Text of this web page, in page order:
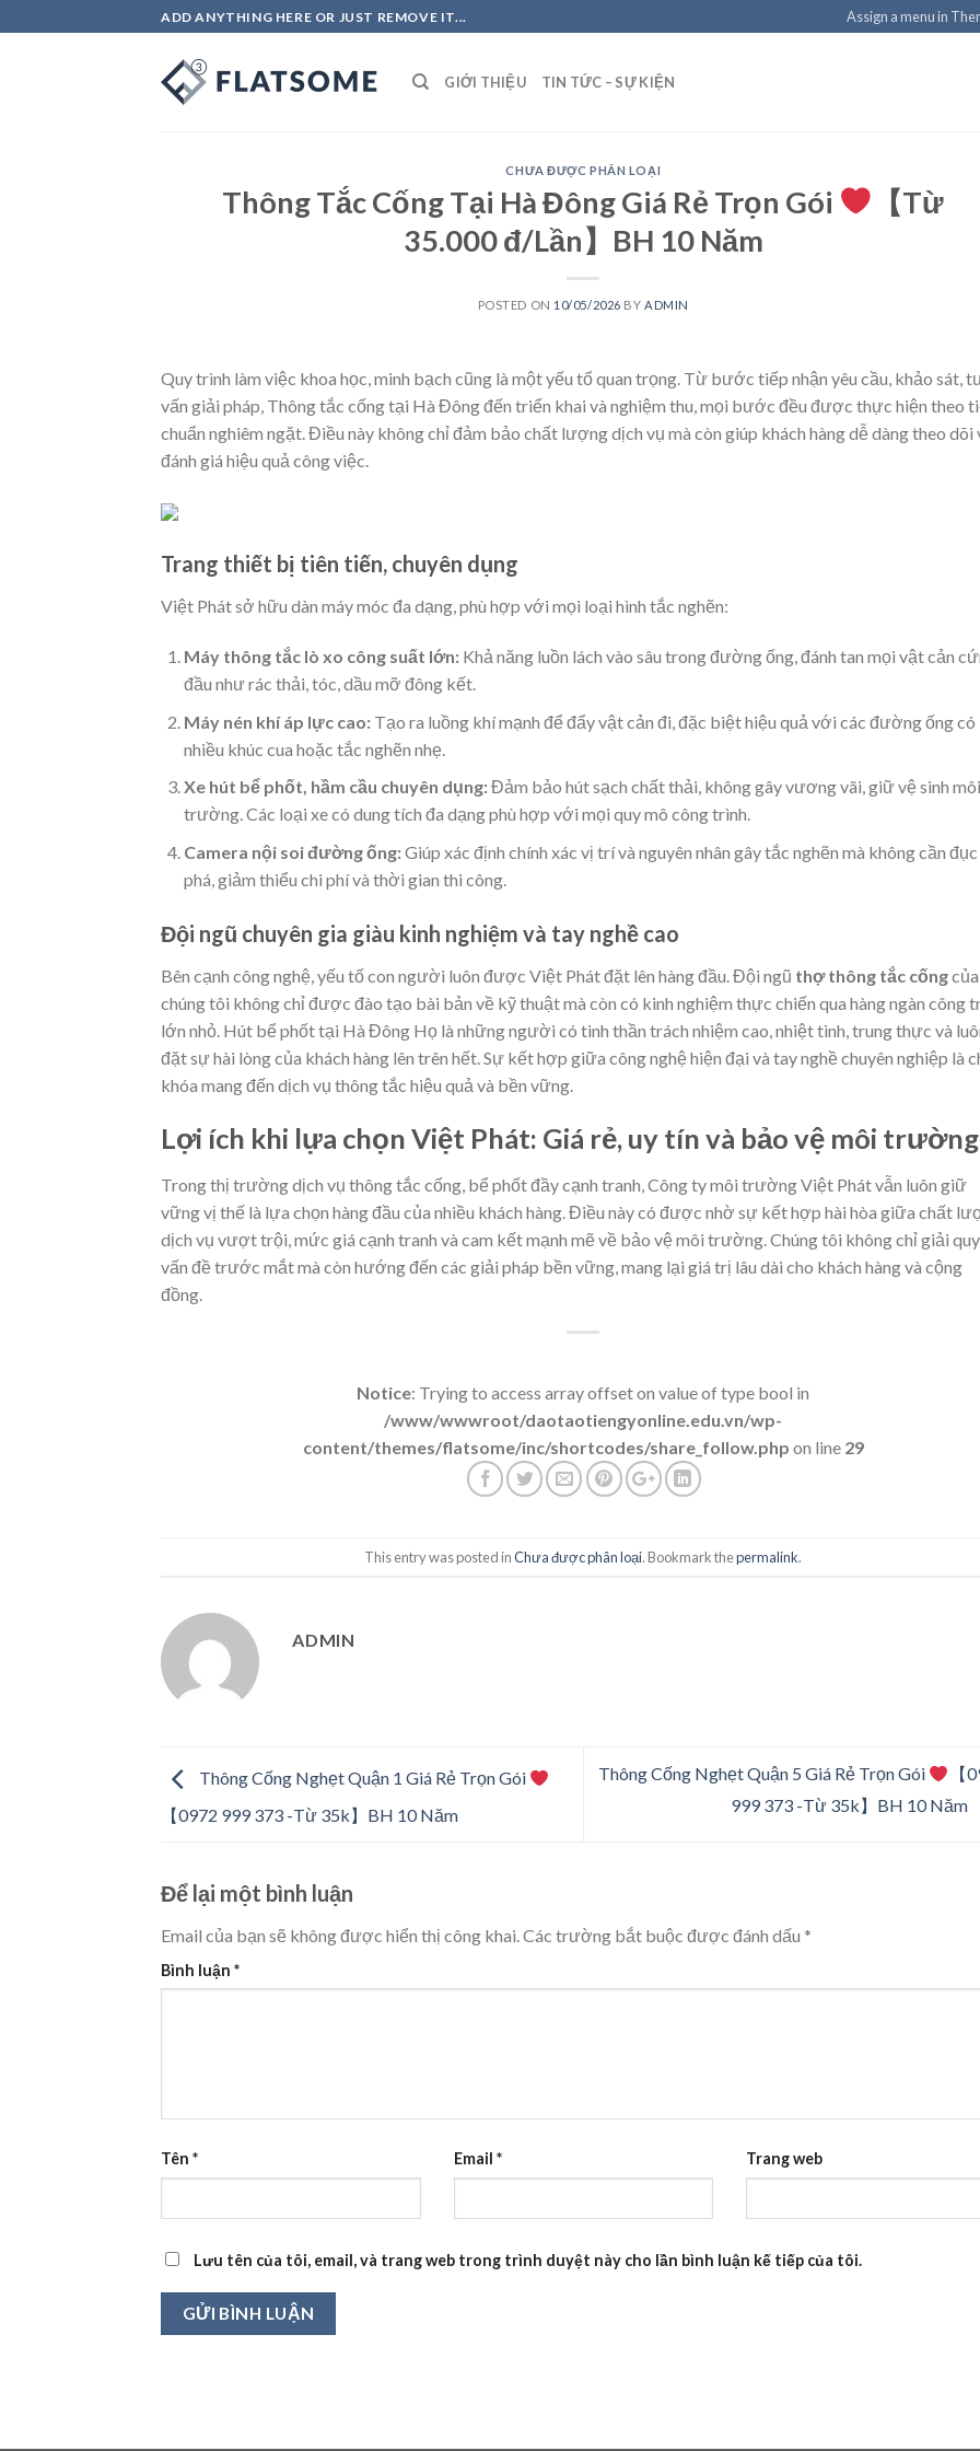
to
ADD ANYTHING HERE OR JUST REMOVE IT... Assign a menu in
GIỚI THIỆU TIN TỨC – SỰ KIỆN
CHƯA ĐƯỢC PHÂN LOẠI
Thông Tắc Cống Tại Hà Đông Giá Rẻ Trọn Gói
【Từ
35.000 đ/Lần】BH 10 Năm
POSTED ON 10/05/2026 BY ADMIN
Quy trình làm việc khoa học, minh bạch cũng là một yếu tố quan trọng. Từ bước tiếp nhận yêu cầu, khảo sát,
vấn giải pháp, Thông tắc cống tại Hà Đôngđến triển khai và nghiệm thu, mọi bước đều được thực hiện theo
chuẩn nghiêm ngặt. Điều này không chỉ đảm bảo chất lượng dịch vụ mà còn giúp khách hàng dễ dàng theo dõi
đánh giá hiệu quả công việc.
Trang thiết bị tiên tiến, chuyên dụng
Việt Phát sở hữu dàn máy móc đa dạng, phù hợp với mọi loại hình tắc nghẽn:
Máy thông tắc lò xo công suất lớn:Khả năng luồn lách vào sâu trong đường ống, đánh tan mọi vật cản
đầu như rác thải, tóc, dầu mỡ đông kết.
Máy nén khí áp lực cao:Tạo ra luồng khí mạnh để đẩy vật cản đi, đặc biệt hiệu quả với các đường ống có
nhiều khúc cua hoặc tắc nghẽn nhẹ.
Xe hút bể phốt, hầm cầu chuyên dụng:Đảm bảo hút sạch chất thải, không gây vương vãi, giữ vệ sinh môi
trường. Các loại xe có dung tích đa dạng phù hợp với mọi quy mô công trình.
Camera nội soi đường ống:Giúp xác định chính xác vị trí và nguyên nhân gây tắc nghẽn mà không cần đục
phá, giảm thiểu chi phí và thời gian thi công.
Đội ngũ chuyên gia giàu kinh nghiệm và tay nghề cao
Bên cạnh công nghệ, yếu tố con người luôn được Việt Phát đặt lên hàng đầu. Đội ngũ thợ thông tắc cốngcủa
chúng tôi không chỉ được đào tạo bài bản về kỹ thuật mà còn có kinh nghiệm thực chiến qua hàng ngàn công
lớn nhỏ. Hút bể phốt tại Hà Đông Họ là những người có tinh thần trách nhiệm cao, nhiệt tình, trung thực và
đặt sự hài lòng của khách hàng lên trên hết. Sự kết hợp giữa công nghệ hiện đại và tay nghề chuyên nghiệp là
khóa mang đến dịch vụ thông tắc hiệu quả và bền vững.
Lợi ích khi lựa chọn Việt Phát: Giá rẻ, uy tín và bảo vệ môi trường
Trong thị trường dịch vụ thông tắc cống, bể phốt đầy cạnh tranh, Công ty môi trường Việt Phát vẫn luôn giữ
vững vị thế là lựa chọn hàng đầu của nhiều khách hàng. Điều này có được nhờ sự kết hợp hài hòa giữa chất
dịch vụ vượt trội, mức giá cạnh tranh và cam kết mạnh mẽ về bảo vệ môi trường. Chúng tôi không chỉ giải
vấn đề trước mắt mà còn hướng đến các giải pháp bền vững, mang lại giá trị lâu dài cho khách hàng và cộng
đồng.
Notice: Trying to access array offset on value of type bool in
/www/wwwroot/daotaotiengyonline.edu.vn/wp-
content/themes/flatsome/inc/shortcodes/share_follow.php on line 29
This entry was posted inChưa được phân loại. Bookmark thepermalink.
ADMIN
Thông Cống Nghẹt Quận 1 Giá Rẻ Trọn Gói
【0972 999 373 -Từ 35k】BH 10 Năm
Thông Cống Nghẹt Quận 5 Giá Rẻ Trọn Gói
【
999 373 -Từ 35k】BH 10 Năm
Để lại một bình luận
Email của bạn sẽ không được hiển thị công khai. Các trường bắt buộc được đánh dấu *
Bình luận *
Tên * Email * Trang web
Lưu tên của tôi, email, và trang web trong trình duyệt này cho lần bình luận kế tiếp của tôi.